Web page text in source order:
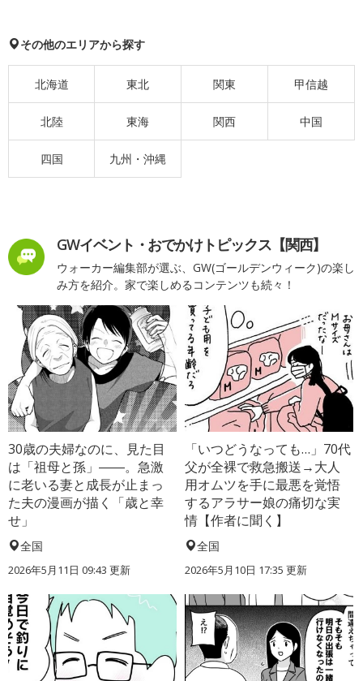
その他のエリアから探す
北海道 東北 関東 甲信越
北陸 東海 関西 中国
四国 九州・沖縄
GWイベント・おでかけトピックス【関西】
ウォーカー編集部が選ぶ、GW(ゴールデンウィーク)の楽し
み方を紹介。家で楽しめるコンテンツも続々！
30歳の夫婦なのに、見た目
は「祖母と孫」――。急激
に老いる妻と成長が止まっ
た夫の漫画が描く「歳と幸
せ」
全国
2026年5月11日 09:43 更新
「いつどうなっても…」70代
父が全裸で救急搬送→大人
用オムツを手に最悪を覚悟
するアラサー娘の痛切な実
情【作者に聞く】
全国
2026年5月10日 17:35 更新